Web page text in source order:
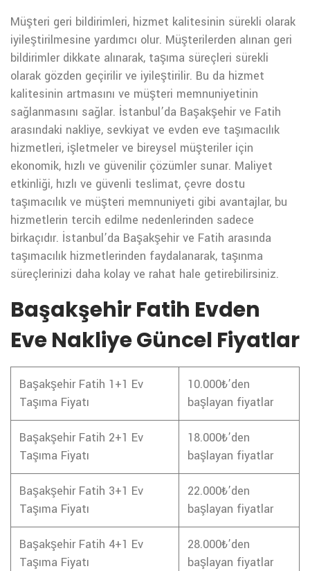
Müşteri geri bildirimleri, hizmet kalitesinin sürekli olarak
iyileştirilmesine yardımcı olur. Müşterilerden alınan geri
bildirimler dikkate alınarak, taşıma süreçleri sürekli
olarak gözden geçirilir ve iyileştirilir. Bu da hizmet
kalitesinin artmasını ve müşteri memnuniyetinin
sağlanmasını sağlar. İstanbul’da Başakşehir ve Fatih
arasındaki nakliye, sevkiyat ve evden eve taşımacılık
hizmetleri, işletmeler ve bireysel müşteriler için
ekonomik, hızlı ve güvenilir çözümler sunar. Maliyet
etkinliği, hızlı ve güvenli teslimat, çevre dostu
taşımacılık ve müşteri memnuniyeti gibi avantajlar, bu
hizmetlerin tercih edilme nedenlerinden sadece
birkaçıdır. İstanbul’da Başakşehir ve Fatih arasında
taşımacılık hizmetlerinden faydalanarak, taşınma
süreçlerinizi daha kolay ve rahat hale getirebilirsiniz.
Başakşehir Fatih Evden
Eve Nakliye Güncel Fiyatlar
Başakşehir Fatih 1+1 Ev
Taşıma Fiyatı
10.000₺’den
başlayan fiyatlar
Başakşehir Fatih 2+1 Ev
Taşıma Fiyatı
18.000₺’den
başlayan fiyatlar
Başakşehir Fatih 3+1 Ev
Taşıma Fiyatı
22.000₺’den
başlayan fiyatlar
Başakşehir Fatih 4+1 Ev
Taşıma Fiyatı
28.000₺’den
başlayan fiyatlar